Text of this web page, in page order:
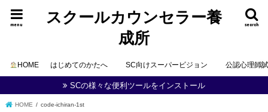
スクールカウンセラー養
成所
search
menu
HOME はじめてのかたへ SC向けスーパービジョン 公認心理師
SCの様々な便利ツールをインストール
HOME code-ichiran-1st